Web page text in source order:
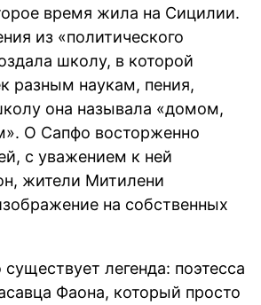
время жила на Сицилии.
из «политического
школу, в которой
разным наукам, пения,
она называла «домом,
О Сапфо восторженно
с уважением к ней
жители Митилени
на собственных
легенда: поэтесса
Фаона, который просто